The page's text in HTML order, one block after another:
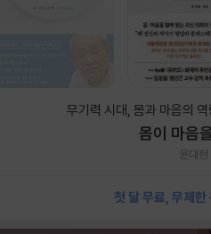
무기력 시대, 몸과 마음의
몸이 마음
윤대현
첫 달 무료, 무제한